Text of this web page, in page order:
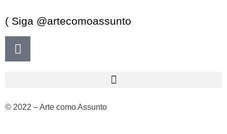
( Siga @artecomoassunto
© 2022 – Arte como Assunto